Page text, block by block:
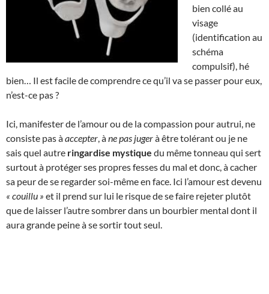
bien collé au
visage
(identification au
schéma
compulsif), hé
bien… Il est facile de comprendre ce qu’il va se passer pour eux,
n’est-ce pas ?
Ici, manifester de l’amour ou de la compassion pour autrui, ne
consiste pas àaccepter , àne pas jugerà être tolérant ou je ne
sais quel autre ringardise mystique du même tonneau qui sert
surtout à protéger ses propres fesses du mal et donc, à cacher
sa peur de se regarder soi-même en face. Ici l’amour est devenu
« couillu » et il prend sur lui le risque de se faire rejeter plutôt
que de laisser l’autre sombrer dans un bourbier mental dont il
aura grande peine à se sortir tout seul.